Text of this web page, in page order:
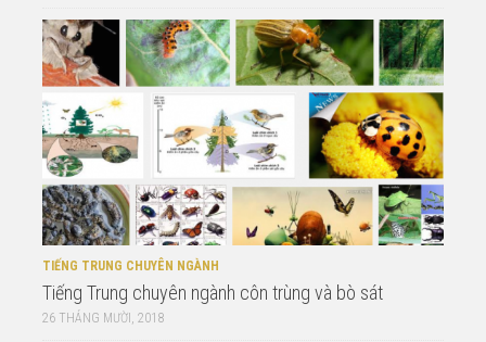
TIẾNG TRUNG CHUYÊN NGÀNH
Tiếng Trung chuyên ngành côn trùng và bò sát
26 THÁNG MƯỜI, 2018